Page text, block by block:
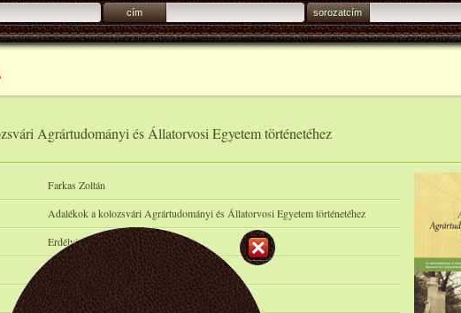
cím sorozatcím
Agrártudományi és Állatorvosi Egyetem történetéhez
Farkas Zoltán
Adalékok a kolozsvári Agrártudományi és Állatorvosi Egyetem történetéhez
Erdélyi Múzeum Egyesület
Kolozsvár
2017